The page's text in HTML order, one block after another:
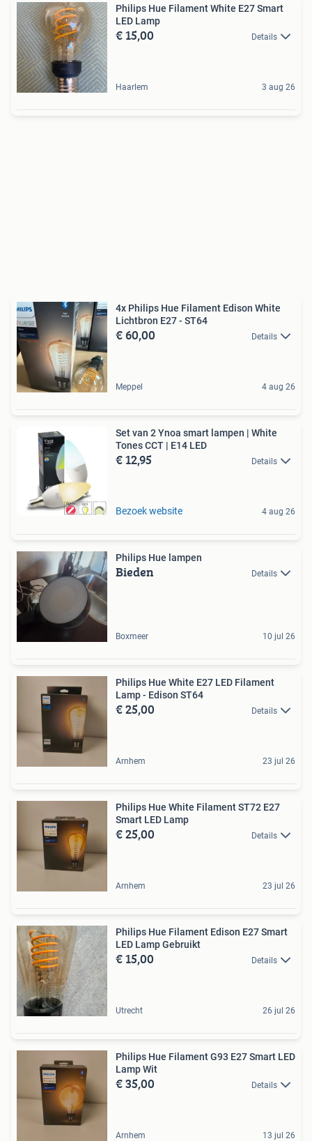
Philips Hue Filament White E27 Smart
LED Lamp
€ 15,00 Details
Haarlem 3 aug 26
4x Philips Hue Filament Edison White
Lichtbron E27 - ST64
€ 60,00 Details
Meppel 4 aug 26
Set van 2 Ynoa smart lampen | White
Tones CCT | E14 LED
€ 12,95 Details
Bezoek website 4 aug 26
Philips Hue lampen
Bieden Details
Boxmeer 10 jul 26
Philips Hue White E27 LED Filament
Lamp - Edison ST64
€ 25,00 Details
Arnhem 23 jul 26
Philips Hue White Filament ST72 E27
Smart LED Lamp
€ 25,00 Details
Arnhem 23 jul 26
Philips Hue Filament Edison E27 Smart
LED Lamp Gebruikt
€ 15,00 Details
Utrecht 26 jul 26
Philips Hue Filament G93 E27 Smart LED
Lamp Wit
€ 35,00 Details
Arnhem 13 jul 26